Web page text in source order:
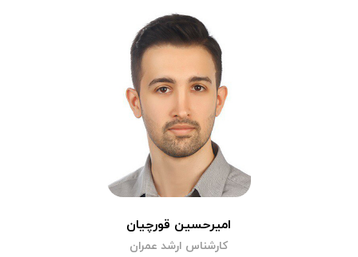
امیرحسین قورچیان
کارشناس ارشد عمران